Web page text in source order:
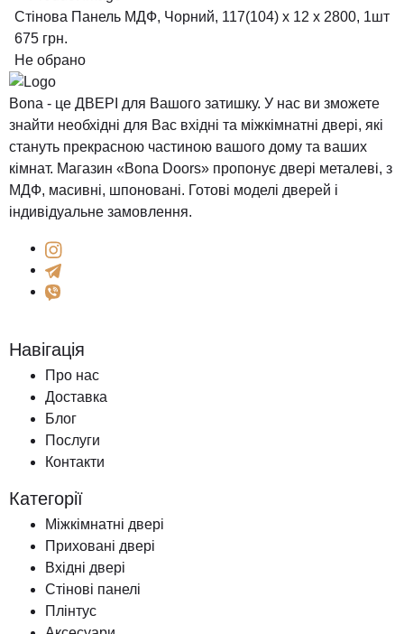
Стінова Панель МДФ, Чорний, 117(104) x 12 х 2800, 1шт
675 грн.
Не обрано
Bona - це ДВЕРІ для Вашого затишку. У нас ви зможете
знайти необхідні для Вас вхідні та міжкімнатні двері, які
стануть прекрасною частиною вашого дому та ваших
кімнат. Магазин «Bona Doors» пропонує двері металеві, з
МДФ, масивні, шпоновані. Готові моделі дверей і
індивідуальне замовлення.
Навігація
Про нас
Доставка
Блог
Послуги
Контакти
Категорії
Міжкімнатні двері
Приховані двері
Вхідні двері
Стінові панелі
Плінтус